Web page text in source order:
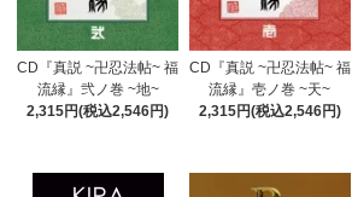
CD『真説 ~卍忍法帖~ 福
流縁』弐ノ巻 ~地~
2,315円(税込2,546円)
CD『真説 ~卍忍法帖~ 福
流縁』壱ノ巻 ~天~
2,315円(税込2,546円)